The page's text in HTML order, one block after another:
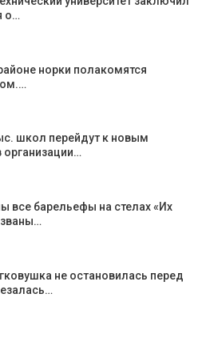
о…
норки полакомятся
школ перейдут к новым
все барельефы на стелах «Их
не остановилась перед